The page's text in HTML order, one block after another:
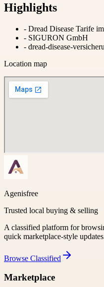
Highlights
- Dread Disease Tarife
- SIGURON GmbH
- dread-disease-
Location map
Agenisfree
Trusted local buying & selling
A classified platform for
quick marketplace-style
Browse Classified
Marketplace